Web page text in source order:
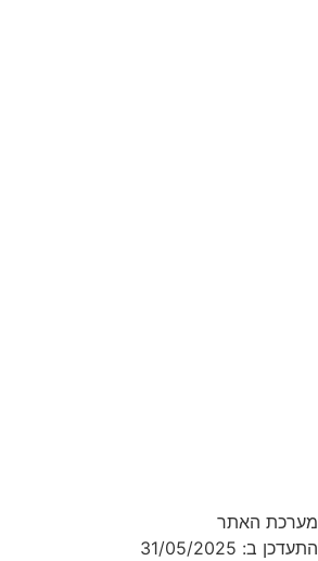
מערכת האתר
התעדכן ב: 31/05/2025